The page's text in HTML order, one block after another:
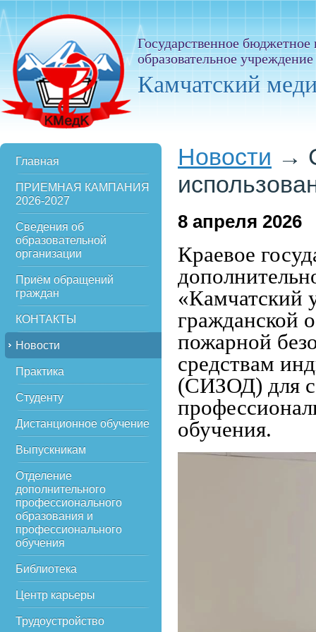
Государственное
образовательное
Камчатский
Главная
ПРИЕМНАЯ КАМПАНИЯ
2026-2027
Сведения об
образовательной
организации
Приём обращений
граждан
КОНТАКТЫ
Новости
Практика
Студенту
Дистанционное обучение
Выпускникам
Отделение
дополнительного
профессионального
образования и
профессионального
обучения
Библиотека
Центр карьеры
Трудоустройство
Новости →
8 апреля 2026
Краевое
«Камчатский
гражданской
пожарной
средствам
(СИЗОД) для
обучения.